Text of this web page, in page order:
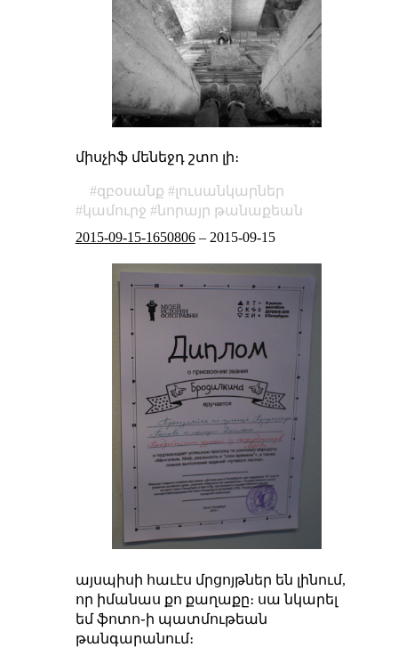
միսչիֆ մենեջդ շտո լի։
զբօսանք
լուսանկարներ
կամուրջ
նորայր թանաքեան
2015-09-15-1650806– 2015-09-15
այսպիսի հաւէս մրցոյթներ են լինում,
որ իմանաս քո քաղաքը։ սա նկարել
եմ ֆոտո֊ի պատմութեան
թանգարանում։